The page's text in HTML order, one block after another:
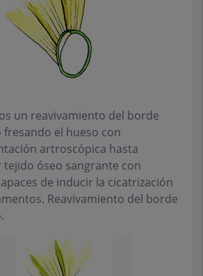
un reavivamiento del borde
fresando el hueso con
artroscópica hasta
tejido óseo sangrante con
de inducir la cicatrización
Reavivamiento del borde